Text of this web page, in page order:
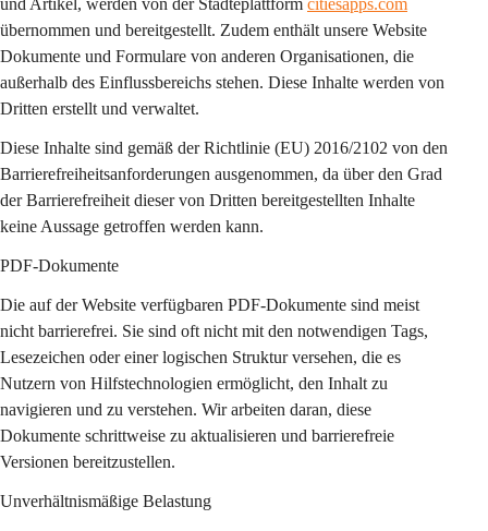
und Artikel, werden von der Städteplattform citiesapps.com
übernommen und bereitgestellt. Zudem enthält unsere Website
Dokumente und Formulare von anderen Organisationen, die
außerhalb des Einflussbereichs stehen. Diese Inhalte werden von
Dritten erstellt und verwaltet.
Diese Inhalte sind gemäß der Richtlinie (EU) 2016/2102 von den
Barrierefreiheitsanforderungen ausgenommen, da über den Grad
der Barrierefreiheit dieser von Dritten bereitgestellten Inhalte
keine Aussage getroffen werden kann.
PDF-Dokumente
Die auf der Website verfügbaren PDF-Dokumente sind meist
nicht barrierefrei. Sie sind oft nicht mit den notwendigen Tags,
Lesezeichen oder einer logischen Struktur versehen, die es
Nutzern von Hilfstechnologien ermöglicht, den Inhalt zu
navigieren und zu verstehen. Wir arbeiten daran, diese
Dokumente schrittweise zu aktualisieren und barrierefreie
Versionen bereitzustellen.
Unverhältnismäßige Belastung